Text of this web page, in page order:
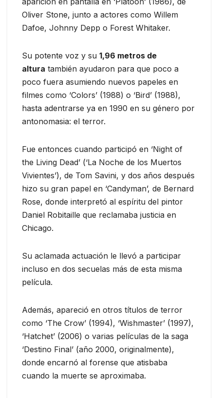
Oliver Stone, junto a actores como Willem
Dafoe, Johnny Depp o Forest Whitaker.
Su potente voz y su 1,96 metros de
altura también ayudaron para que poco a
poco fuera asumiendo nuevos papeles en
filmes como ‘Colors’ (1988) o ‘Bird’ (1988),
hasta adentrarse ya en 1990 en su género por
antonomasia: el terror.
Fue entonces cuando participó en ‘Night of
the Living Dead’ (‘La Noche de los Muertos
Vivientes’), de Tom Savini, y dos años después
hizo su gran papel en ‘Candyman’, de Bernard
Rose, donde interpretó al espíritu del pintor
Daniel Robitaille que reclamaba justicia en
Chicago.
Su aclamada actuación le llevó a participar
incluso en dos secuelas más de esta misma
película.
Además, apareció en otros títulos de terror
como ‘The Crow’ (1994), ‘Wishmaster’ (1997),
‘Hatchet’ (2006) o varias películas de la saga
‘Destino Final’ (año 2000, originalmente),
donde encarnó al forense que atisbaba
cuando la muerte se aproximaba.